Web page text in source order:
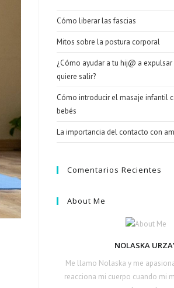
Cómo liberar las fascias
Mitos sobre la postura corporal
¿Cómo ayudar a tu hij@ a
quiere salir?
Cómo introducir el masaje infantil
bebés
La importancia del contacto con
Comentarios Recientes
About Me
NOLASKA
Me llamo Nolaska y me
reacciona mi cuerpo cuando mi